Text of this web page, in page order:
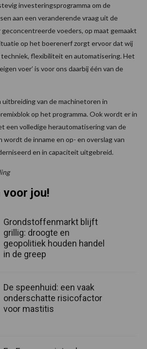
investeringsprogramma om de
aan een veranderende vraag uit de
geconcentreerde voeders, op maat gemaakt
op het boerenerf zorgt ervoor dat wij
flexibiliteit en automatisering. Het
voer’ is voor ons daarbij één van de
van de machinetoren in
op het programma. Ook wordt er in
een volledige herautomatisering van de
wordt de inname en op- en overslag van
en in capaciteit uitgebreid.
voor jou!
Grondstoffenmarkt blijft
grillig: droogte en
geopolitiek houden handel
in de greep
De speenhuid: een vaak
onderschatte risicofactor
voor mastitis